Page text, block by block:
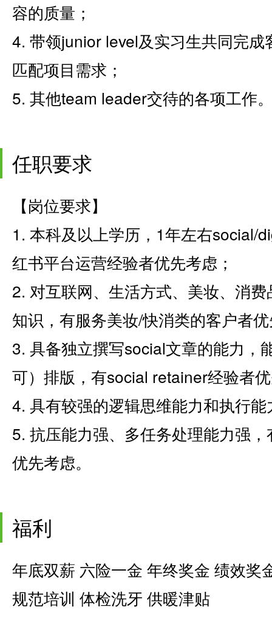
容的质量；
4. 带领junior level及实习生共同完
匹配项目需求；
5. 其他team leader交待的各项工作
任职要求
【岗位要求】
1. 本科及以上学历，1年左右social/
红书平台运营经验者优先考虑；
2. 对互联网、生活方式、美妆、消
知识，有服务美妆/快消类的客户者
3. 具备独立撰写social文章的能力，
可）排版，有social retainer经验者
4. 具有较强的逻辑思维能力和执行
5. 抗压能力强、多任务处理能力强
优先考虑。
福利
年底双薪 六险一金 年终奖金 绩效奖
规范培训 体检洗牙 供暖津贴